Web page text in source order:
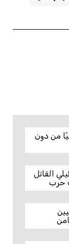
14 ساعة يوميًا من دون
القاتل
حرب